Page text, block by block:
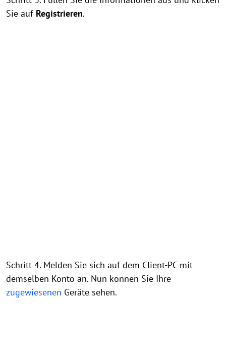
Sie auf Registrieren.
Schritt 4. Melden Sie sich auf dem Client-PC mit
demselben Konto an. Nun können Sie Ihre
zugewiesenen Geräte sehen.